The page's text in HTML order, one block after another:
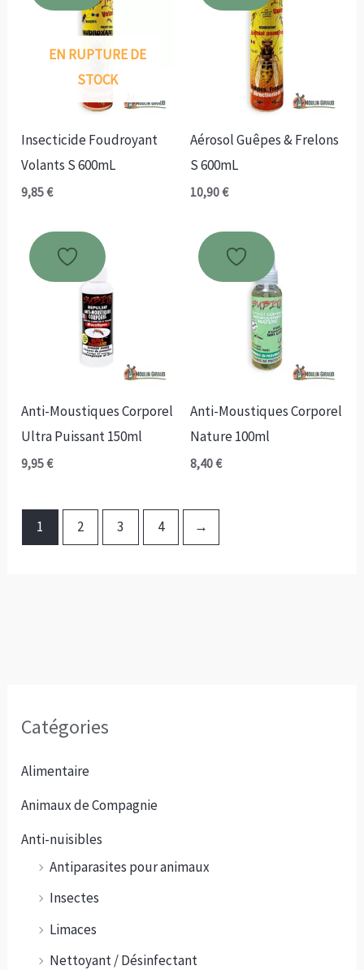
Catégories
Alimentaire
Animaux de Compagnie
Anti-nuisibles
Antiparasites pour animaux
Insectes
Limaces
Nettoyant / Désinfectant
EN RUPTURE DE
STOCK
Insecticide Foudroyant
Volants S 600mL
9,85€
Aérosol Guêpes & Frelons
S 600mL
10,90€
Anti-Moustiques Corporel
Ultra Puissant 150ml
9,95€
Anti-Moustiques Corporel
Nature 100ml
8,40€
1 2 3 4 →